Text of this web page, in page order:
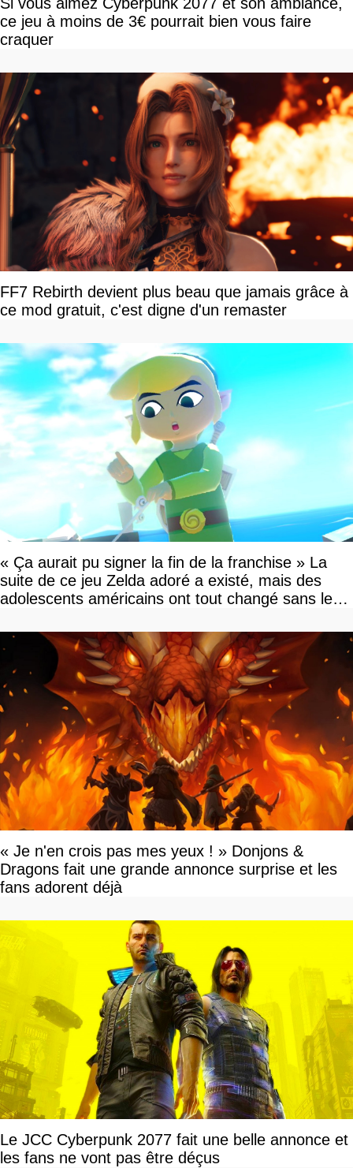
ce jeu à moins de 3€ pourrait bien vous faire
craquer
FF7 Rebirth devient plus beau que jamais grâce à
ce mod gratuit, c'est digne d'un remaster
« Ça aurait pu signer la fin de la franchise » La
suite de ce jeu Zelda adoré a existé, mais des
adolescents américains ont tout changé sans le
« Je n'en crois pas mes yeux ! » Donjons &
Dragons fait une grande annonce surprise et les
fans adorent déjà
Le JCC Cyberpunk 2077 fait une belle annonce et
les fans ne vont pas être déçus